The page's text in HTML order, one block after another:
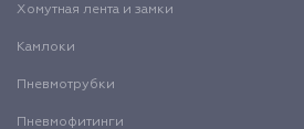
Хомутная лента и замки
Камлоки
Пневмотрубки
Пневмофитинги